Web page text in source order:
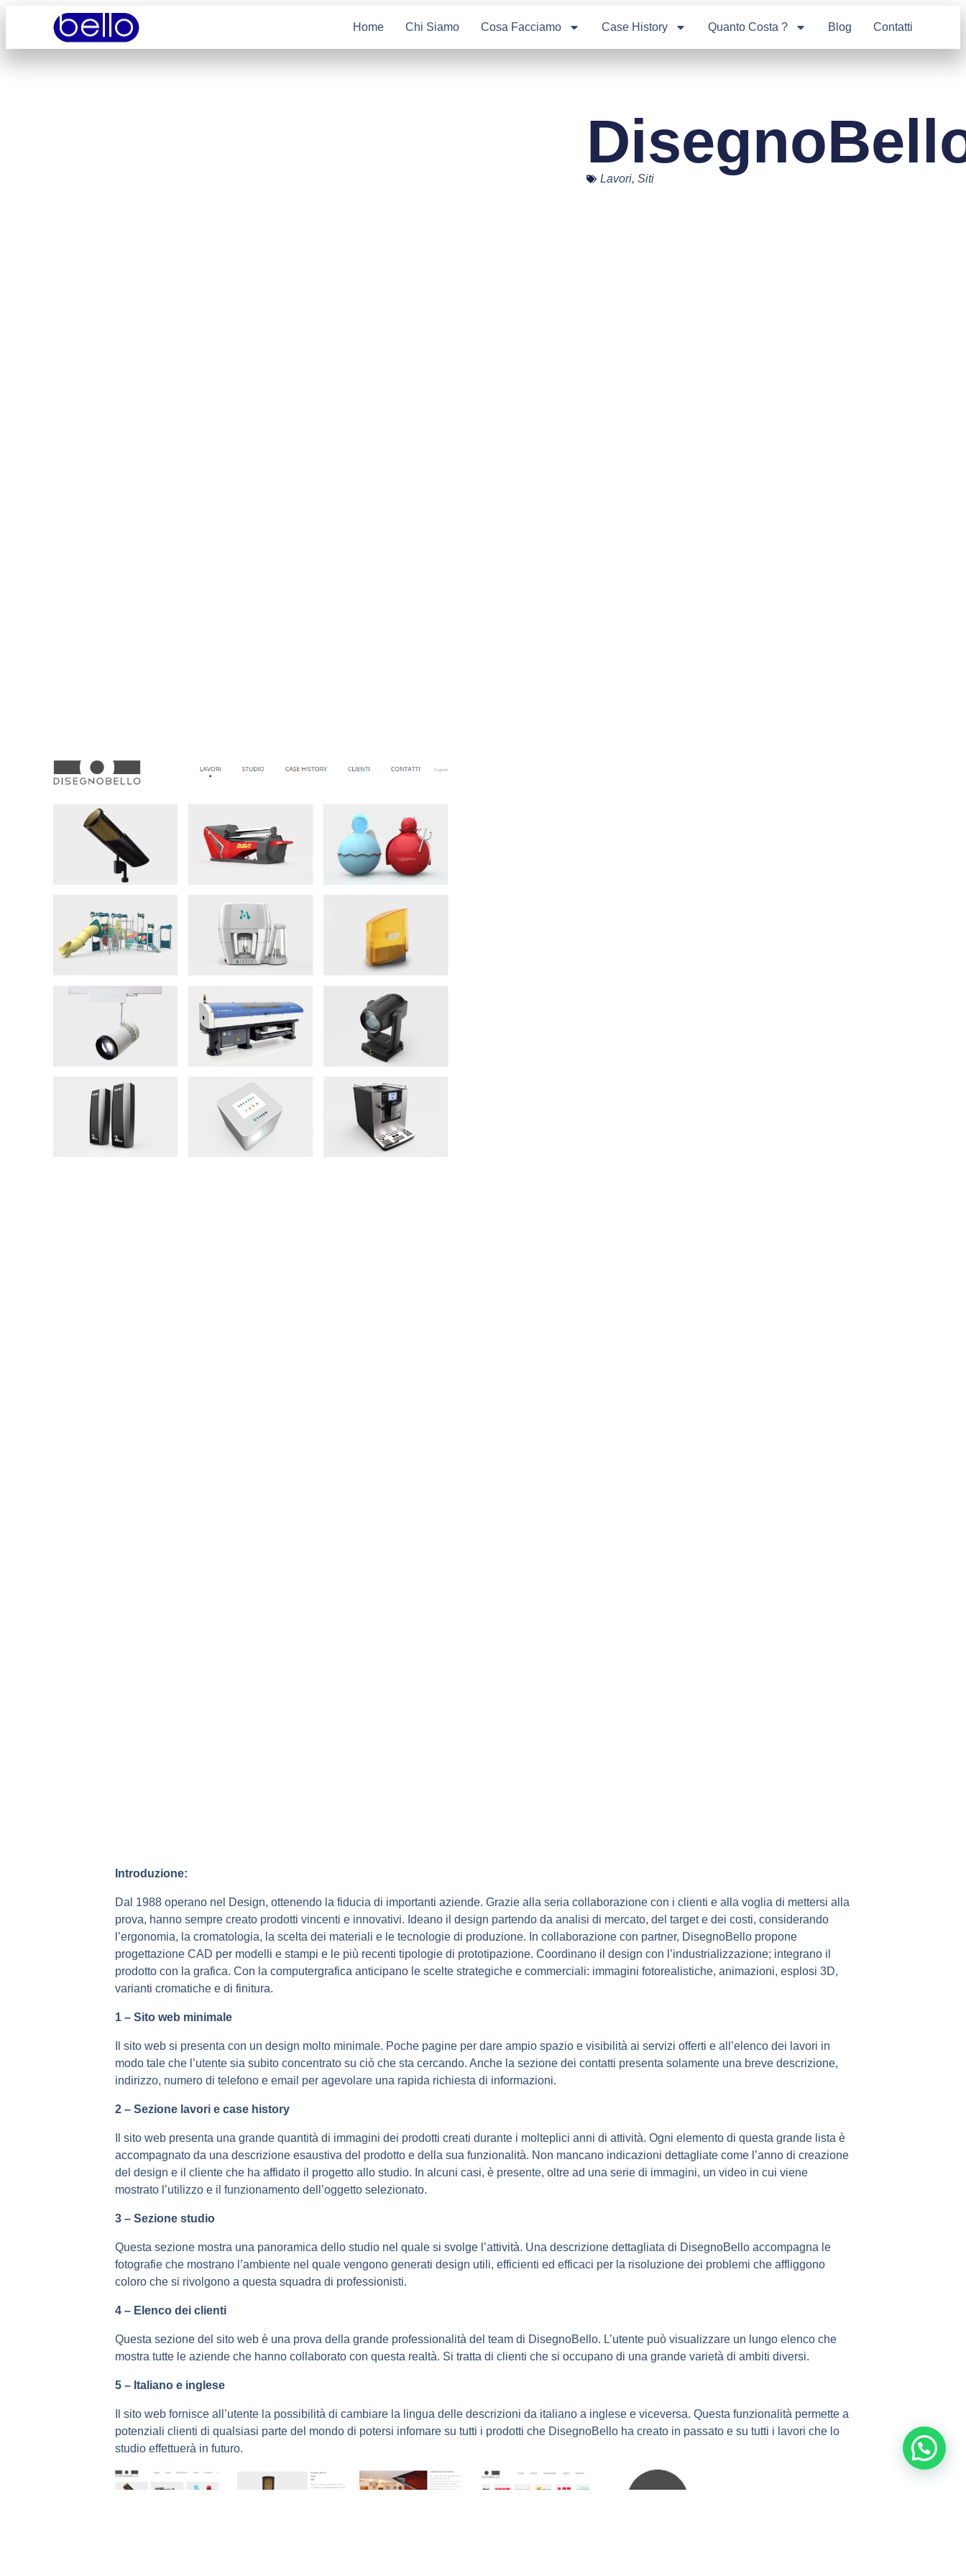
Home Chi Siamo Cosa Facciamo Case History Quanto Costa ? Blog Contatti
Lavori, Siti
Introduzione:
Dal 1988 operano nel Design, ottenendo la fiducia di importanti aziende. Grazie alla seria collaborazione con i clienti e alla voglia di mettersi alla
prova, hanno sempre creato prodotti vincenti e innovativi. Ideano il design partendo da analisi di mercato, del target e dei costi, considerando
l’ergonomia, la cromatologia, la scelta dei materiali e le tecnologie di produzione. In collaborazione con partner, DisegnoBello propone
progettazione CAD per modelli e stampi e le più recenti tipologie di prototipazione. Coordinano il design con l’industrializzazione; integrano il
prodotto con la grafica. Con la computergrafica anticipano le scelte strategiche e commerciali: immagini fotorealistiche, animazioni, esplosi 3D,
varianti cromatiche e di finitura.
1 – Sito web minimale
Il sito web si presenta con un design molto minimale. Poche pagine per dare ampio spazio e visibilità ai servizi offerti e all’elenco dei lavori in
modo tale che l’utente sia subito concentrato su ciò che sta cercando. Anche la sezione dei contatti presenta solamente una breve descrizione,
indirizzo, numero di telefono e email per agevolare una rapida richiesta di informazioni.
2 – Sezione lavori e case history
Il sito web presenta una grande quantità di immagini dei prodotti creati durante i molteplici anni di attività. Ogni elemento di questa grande lista è
accompagnato da una descrizione esaustiva del prodotto e della sua funzionalità. Non mancano indicazioni dettagliate come l’anno di creazione
del design e il cliente che ha affidato il progetto allo studio. In alcuni casi, è presente, oltre ad una serie di immagini, un video in cui viene
mostrato l’utilizzo e il funzionamento dell’oggetto selezionato.
3 – Sezione studio
Questa sezione mostra una panoramica dello studio nel quale si svolge l’attività. Una descrizione dettagliata di DisegnoBello accompagna le
fotografie che mostrano l’ambiente nel quale vengono generati design utili, efficienti ed efficaci per la risoluzione dei problemi che affliggono
coloro che si rivolgono a questa squadra di professionisti.
4 – Elenco dei clienti
Questa sezione del sito web è una prova della grande professionalità del team di DisegnoBello. L’utente può visualizzare un lungo elenco che
mostra tutte le aziende che hanno collaborato con questa realtà. Si tratta di clienti che si occupano di una grande varietà di ambiti diversi.
5 – Italiano e inglese
Il sito web fornisce all’utente la possibilità di cambiare la lingua delle descrizioni da italiano a inglese e viceversa. Questa funzionalità permette a
potenziali clienti di qualsiasi parte del mondo di potersi infomare su tutti i prodotti che DisegnoBello ha creato in passato e su tutti i lavori che lo
studio effettuerà in futuro.